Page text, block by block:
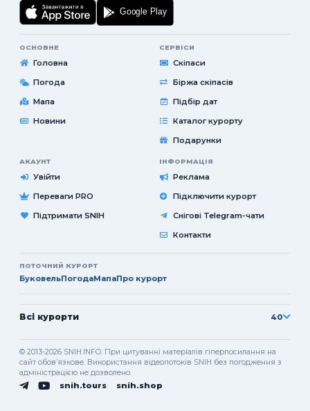
ОСНОВНЕ
Головна
Погода
Мапа
Новини
СЕРВІСИ
Скіпаси
Біржа скіпасів
Підбір дат
Каталог курорту
Подарунки
АКАУНТ
Увійти
Переваги PRO
Підтримати SNIH
ІНФОРМАЦІЯ
Реклама
Підключити курорт
Снігові Telegram-чати
Контакти
ПОТОЧНИЙ КУРОРТ
БуковельПогодаМапаПро курорт
Всі курорти 40
© 2013-2026 SNIH.INFO. При цитуванні матеріалів гіперпосилання на
сайт обовʼязкове. Використання відеопотоків SNIH без погодження з
адміністрацією не дозволено.
snih.tours snih.shop